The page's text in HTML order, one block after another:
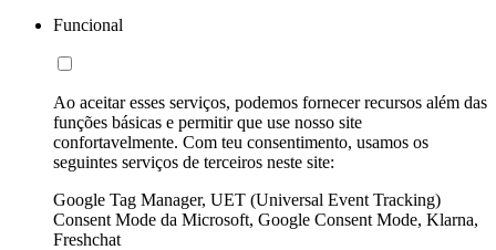
Funcional
Ao aceitar esses serviços, podemos fornecer recursos além das
funções básicas e permitir que use nosso site
confortavelmente. Com teu consentimento, usamos os
seguintes serviços de terceiros neste site:
Google Tag Manager, UET (Universal Event Tracking)
Consent Mode da Microsoft, Google Consent Mode, Klarna,
Freshchat